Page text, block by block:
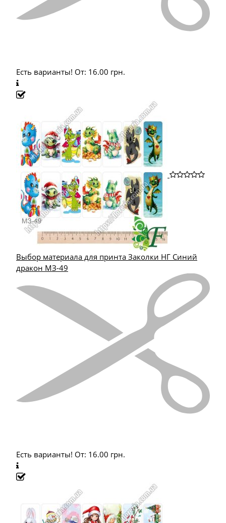
Есть варианты! От: 16.00 грн.
Выбор материала для принта Заколки НГ Синий
дракон МЗ-49
Есть варианты! От: 16.00 грн.